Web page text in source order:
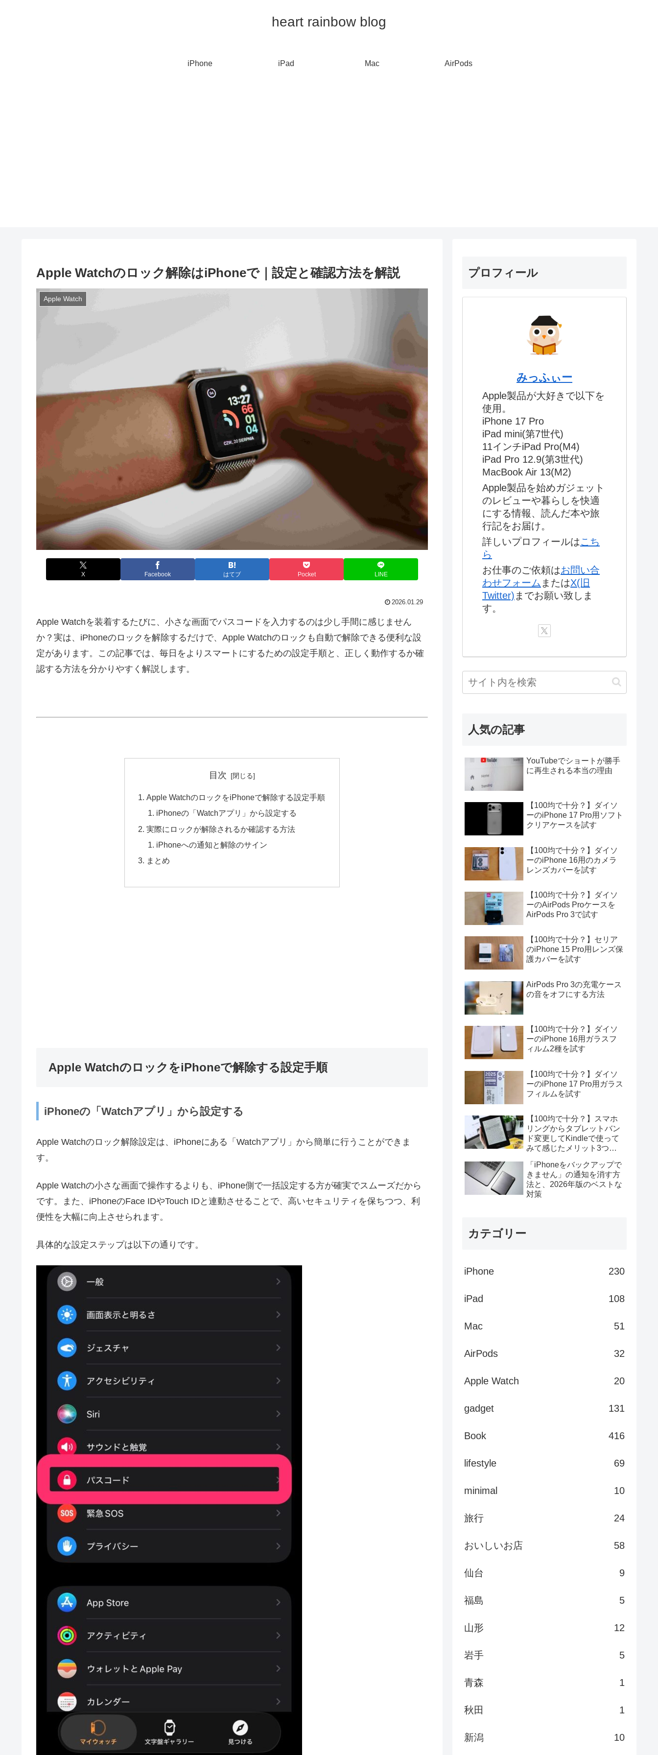
heart rainbow blog
iPhone iPad Mac AirPods
Apple Watchのロック解除はiPhoneで｜設定と確認方法を解説
Apple Watch
X Facebook はてブ Pocket LINE
2026.01.29
Apple Watchを装着するたびに、小さな画面でパスコードを入力するのは少し手間に感じません
か？実は、iPhoneのロックを解除するだけで、Apple Watchのロックも自動で解除できる便利な設
定があります。この記事では、毎日をよりスマートにするための設定手順と、正しく動作するか確
認する方法を分かりやすく解説します。
目次
Apple WatchのロックをiPhoneで解除する設定手順
iPhoneの「Watchアプリ」から設定する
実際にロックが解除されるか確認する方法
iPhoneへの通知と解除のサイン
まとめ
Apple WatchのロックをiPhoneで解除する設定手順
iPhoneの「Watchアプリ」から設定する
Apple Watchのロック解除設定は、iPhoneにある「Watchアプリ」から簡単に行うことができま
す。
Apple Watchの小さな画面で操作するよりも、iPhone側で一括設定する方が確実でスムーズだから
です。また、iPhoneのFace IDやTouch IDと連動させることで、高いセキュリティを保ちつつ、利
便性を大幅に向上させられます。
具体的な設定ステップは以下の通りです。
プロフィール
みっふぃー
Apple製品が大好きで以下を
使用。
iPhone 17 Pro
iPad mini(第7世代)
11インチiPad Pro(M4)
iPad Pro 12.9(第3世代)
MacBook Air 13(M2)
Apple製品を始めガジェット
のレビューや暮らしを快適
にする情報、読んだ本や旅
行記をお届け。
詳しいプロフィールはこち
ら
お仕事のご依頼はお問い合
わせフォーム またはX(旧
Twitter) までお願い致しま
す。
人気の記事
YouTubeでショートが勝手
に再生される本当の理由
【100均で十分？】ダイソ
ーのiPhone 17 Pro用ソフト
クリアケースを試す
【100均で十分？】ダイソ
ーのiPhone 16用のカメラ
レンズカバーを試す
【100均で十分？】ダイソ
ーのAirPods Proケースを
AirPods Pro 3で試す
【100均で十分？】セリア
のiPhone 15 Pro用レンズ保
護カバーを試す
AirPods Pro 3の充電ケース
の音をオフにする方法
【100均で十分？】ダイソ
ーのiPhone 16用ガラスフ
ィルム2種を試す
【100均で十分？】ダイソ
ーのiPhone 17 Pro用ガラス
フィルムを試す
【100均で十分？】スマホ
リングからタブレットバン
ド変更してKindleで使って
みて感じたメリット3つデ
「iPhoneをバックアップで
きません」の通知を消す方
法と、2026年版のベストな
対策
カテゴリー
iPhone 230
iPad 108
Mac 51
AirPods 32
Apple Watch 20
gadget 131
Book 416
lifestyle 69
minimal 10
旅行 24
おいしいお店 58
仙台 9
福島 5
山形 12
岩手 5
青森 1
秋田 1
新潟 10